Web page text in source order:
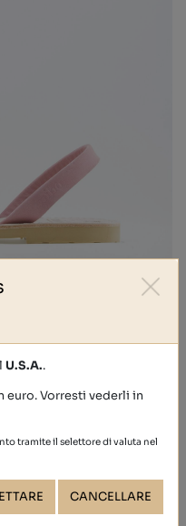
U.S.A..
euro. Vorresti vederli in
tramite il selettore di valuta nel
CANCELLARE